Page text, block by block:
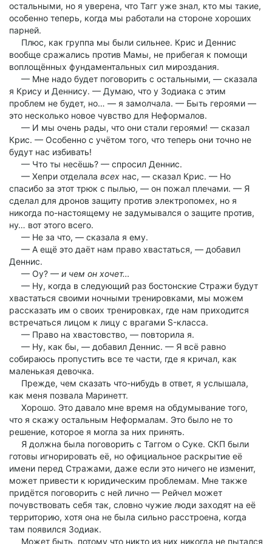
остальными, но я уверена, что Тагг уже знал, кто мы такие,
особенно теперь, когда мы работали на стороне хороших
парней.
Плюс, как группа мы были сильнее. Крис и Деннис
вообще сражались против Мамы, не прибегая к помощи
воплощённых фундаментальных сил мироздания.
— Мне надо будет поговорить с остальными, — сказала
я Крису и Деннису. — Думаю, что у Зодиака с этим
проблем не будет, но… — я замолчала. — Быть героями —
это несколько новое чувство для Неформалов.
— И мы очень рады, что они стали героями! — сказал
Крис. — Особенно с учётом того, что теперь они точно не
будут нас избивать!
— Что ты несёшь? — спросил Деннис.
— Хепри отделала всех нас, — сказал Крис. — Но
спасибо за этот трюк с пылью, — он пожал плечами. — Я
сделал для дронов защиту против электропомех, но я
никогда по-настоящему не задумывался о защите против,
ну… вот этого всего.
— Не за что, — сказала я ему.
— А ещё это даёт нам право хвастаться, — добавил
Денниc.
— Оу? — и чем он хочет…
— Ну, когда в следующий раз бостонские Стражи будут
хвастаться своими ночными тренировками, мы можем
рассказать им о своих тренировках, где нам приходится
встречаться лицом к лицу с врагами S-класса.
— Право на хвастовство, — повторила я.
— Ну, как бы, — добавил Деннис. — Я всё равно
собираюсь пропустить все те части, где я кричал, как
маленькая девочка.
Прежде, чем сказать что-нибудь в ответ, я услышала,
как меня позвала Маринетт.
Хорошо. Это давало мне время на обдумывание того,
что я скажу остальным Неформалам. Это было не то
решение, которое я могла за них принять.
Я должна была поговорить с Таггом о Суке. СКП были
готовы игнорировать её, но официальное раскрытие её
имени перед Стражами, даже если это ничего не изменит,
может привести к юридическим проблемам. Мне также
придётся поговорить с ней лично — Рейчел может
почувствовать себя так, словно чужие люди заходят на её
территорию, хотя она не была сильно расстроена, когда
там появился Зодиак.
Может быть, потому что никто из них никогда не пытался